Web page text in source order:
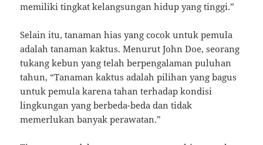
memiliki tingkat kelangsungan hidup yang tinggi.”
Selain itu, tanaman hias yang cocok untuk pemula
adalah tanaman kaktus. Menurut John Doe, seorang
tukang kebun yang telah berpengalaman puluhan
tahun, “Tanaman kaktus adalah pilihan yang bagus
untuk pemula karena tahan terhadap kondisi
lingkungan yang berbeda-beda dan tidak
memerlukan banyak perawatan.”